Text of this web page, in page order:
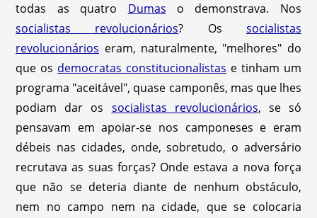
todas as quatro Dumas o demonstrava. Nos
socialistas revolucionários? Os socialistas
revolucionários eram, naturalmente, "melhores" do
que os democratas constitucionalistas e tinham um
programa "aceitável", quase camponês, mas que lhes
podiam dar os socialistas revolucionários, se só
pensavam em apoiar-se nos camponeses e eram
débeis nas cidades, onde, sobretudo, o adversário
recrutava as suas forças? Onde estava a nova força
que não se deteria diante de nenhum obstáculo,
nem no campo nem na cidade, que se colocaria